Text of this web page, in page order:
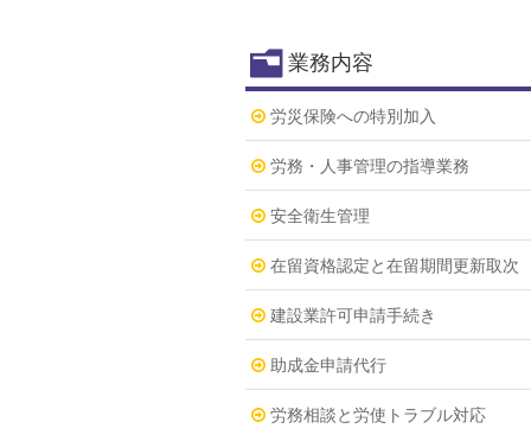
業務内容
労災保険への特別加入
労務・人事管理の指導業務
安全衛生管理
在留資格認定と在留期間更新取次
建設業許可申請手続き
助成金申請代行
労務相談と労使トラブル対応